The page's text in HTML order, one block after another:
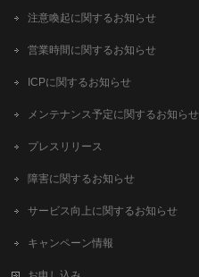
注意喚起に関するお知らせ
営業時間に関するお知らせ
ICPに関するお知らせ
メンテナンス予定に関するお知らせ
プレスリリース
障害に関するお知らせ
サービス向上に関するお知らせ
キャンペーン情報